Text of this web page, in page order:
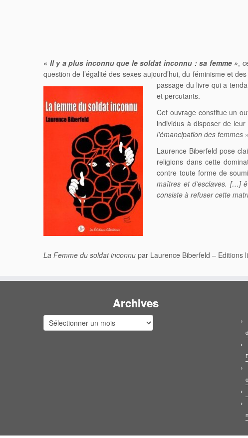
« Il y a plus inconnu que le soldat inconnu : sa femme »,
question de l’égalité des sexes aujourd’hui, du féminisme et
passage du livre qui a
et percutants.
Cet ouvrage constitue un
individus à disposer de
l’émancipation des femmes
Laurence Biberfeld pose
religions dans cette
contre toute forme de
maîtres et d’esclaves. […]
consiste à refuser cette
La Femme du soldat inconnu par Laurence Biberfeld – Editions
Archives
Archives